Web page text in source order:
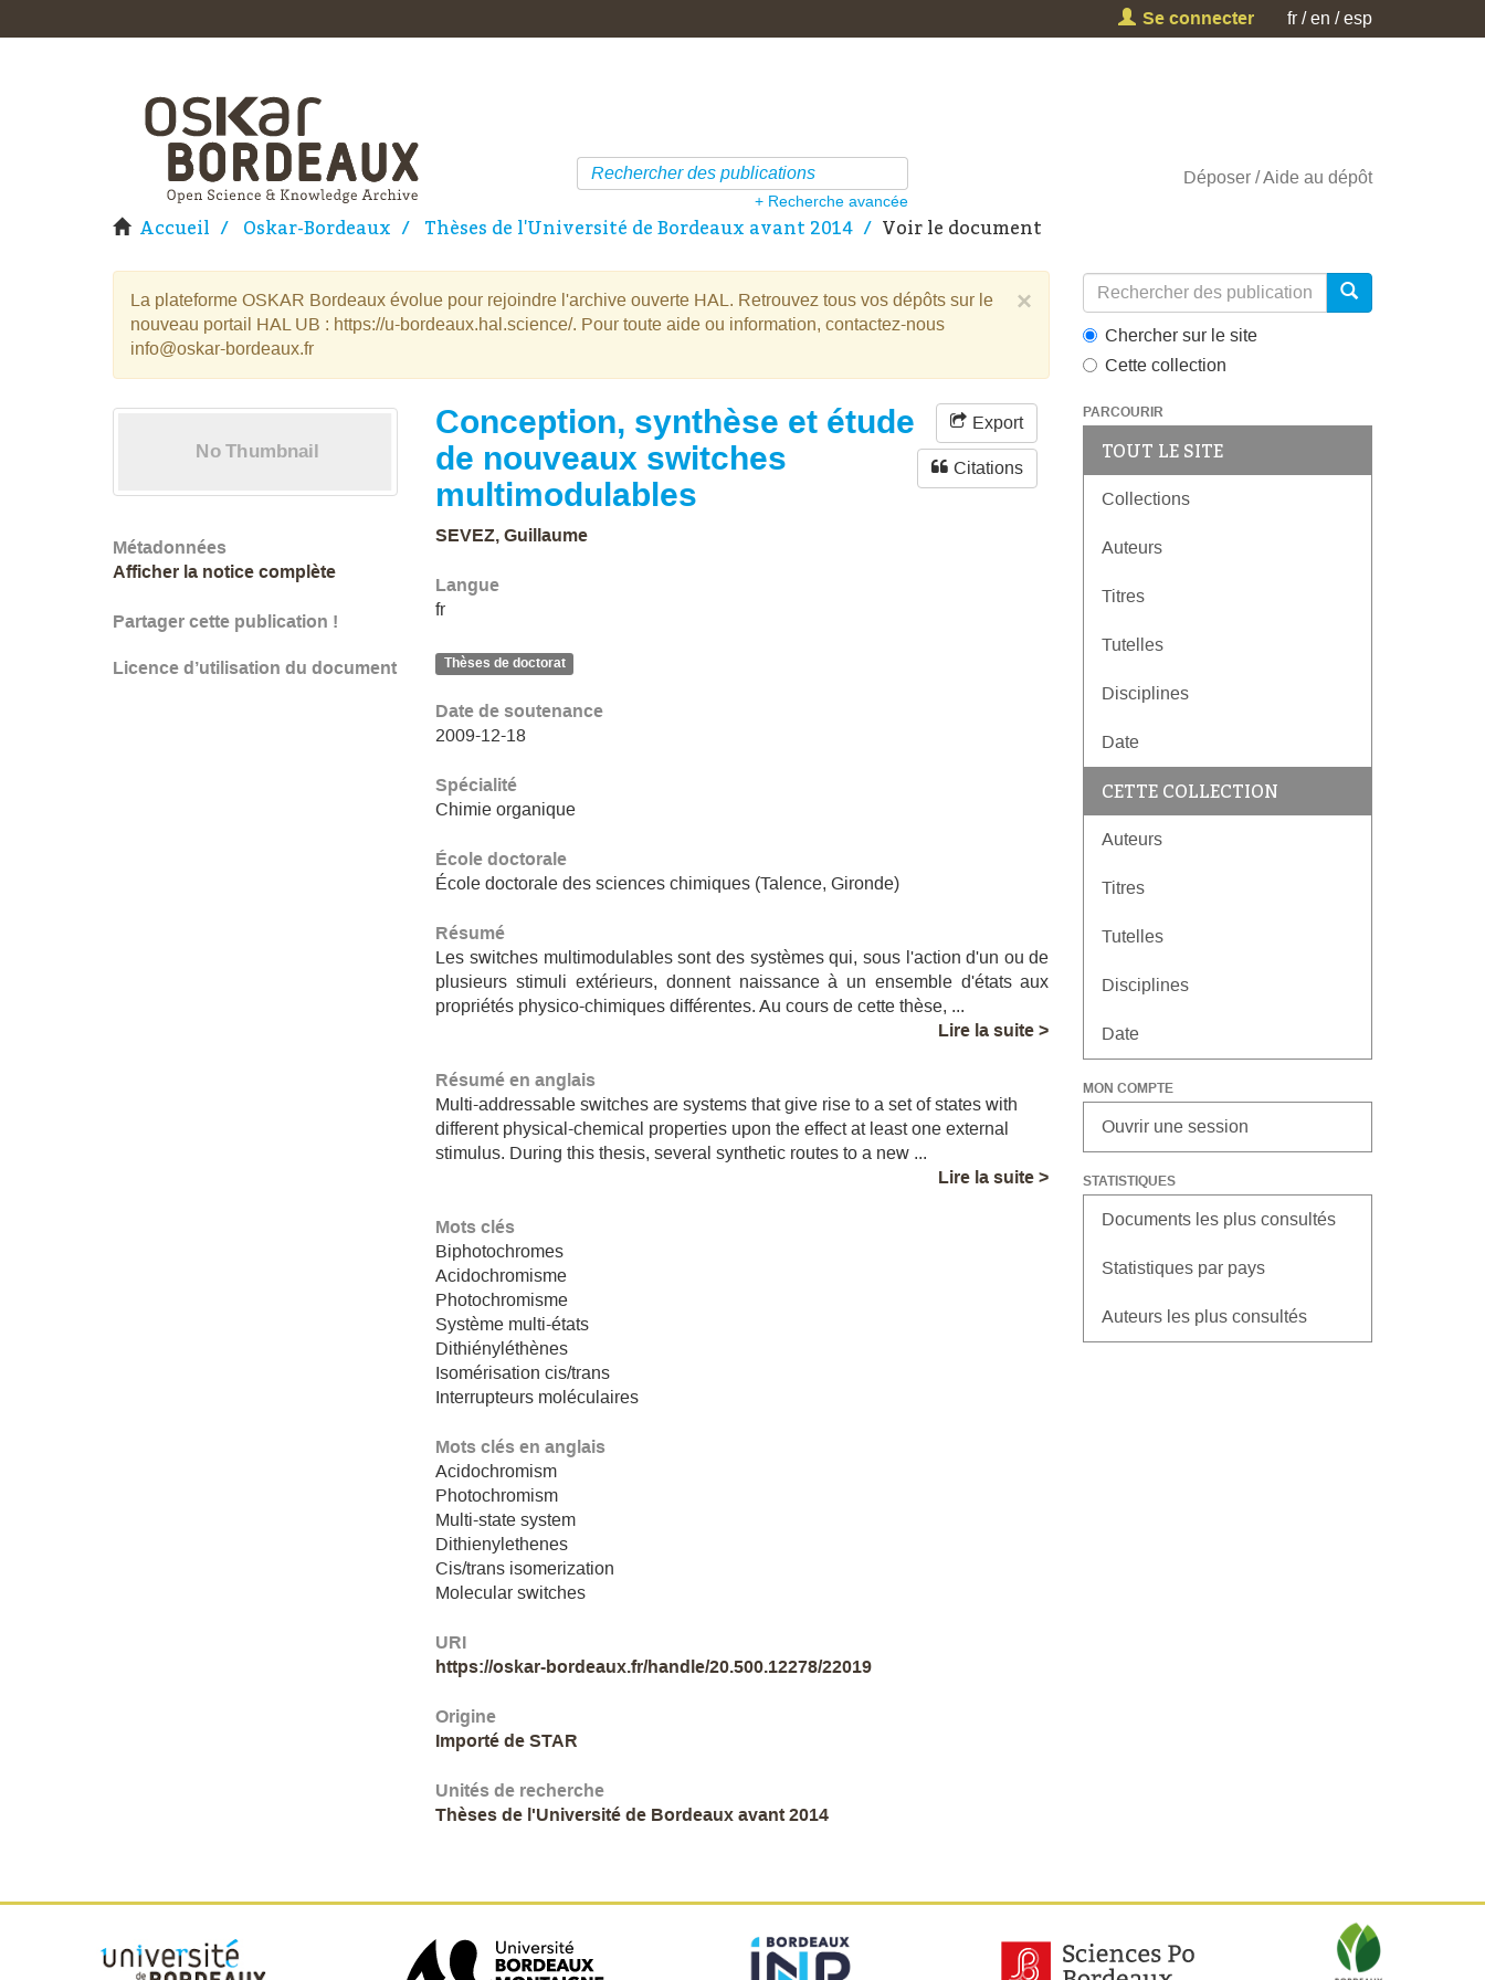
Se connecter fr en esp
+ Recherche avancée
Déposer Aide au dépôt
Accueil Oskar-Bordeaux Thèses de l'Université de Bordeaux avant 2014 Voir le document
×
La plateforme OSKAR Bordeaux évolue pour rejoindre l'archive ouverte HAL. Retrouvez tous vos dépôts sur le
nouveau portail HAL UB : https://u-bordeaux.hal.science/. Pour toute aide ou information, contactez-nous
info@oskar-bordeaux.fr
Métadonnées
Afficher la notice complète
Partager cette publication !
Licence d’utilisation du document
Conception, synthèse et étude
de nouveaux switches
multimodulables
Export
Citations
SEVEZ, Guillaume
Langue
fr
Thèses de doctorat
Date de soutenance
2009-12-18
Spécialité
Chimie organique
École doctorale
École doctorale des sciences chimiques (Talence, Gironde)
Résumé
Les switches multimodulables sont des systèmes qui, sous l'action d'un ou de
plusieurs stimuli extérieurs, donnent naissance à un ensemble d'états aux
propriétés physico-chimiques différentes. Au cours de cette thèse, ...
Lire la suite >
Résumé en anglais
Multi-addressable switches are systems that give rise to a set of states with
different physical-chemical properties upon the effect at least one external
stimulus. During this thesis, several synthetic routes to a new ...
Lire la suite >
Mots clés
Biphotochromes
Acidochromisme
Photochromisme
Système multi-états
Dithiényléthènes
Isomérisation cis/trans
Interrupteurs moléculaires
Mots clés en anglais
Acidochromism
Photochromism
Multi-state system
Dithienylethenes
Cis/trans isomerization
Molecular switches
URI
https://oskar-bordeaux.fr/handle/20.500.12278/22019
Origine
Importé de STAR
Unités de recherche
Thèses de l'Université de Bordeaux avant 2014
Chercher sur le site
Cette collection
PARCOURIR
TOUT LE SITE
Collections
Auteurs
Titres
Tutelles
Disciplines
Date
CETTE COLLECTION
Auteurs
Titres
Tutelles
Disciplines
Date
MON COMPTE
Ouvrir une session
STATISTIQUES
Documents les plus consultés
Statistiques par pays
Auteurs les plus consultés